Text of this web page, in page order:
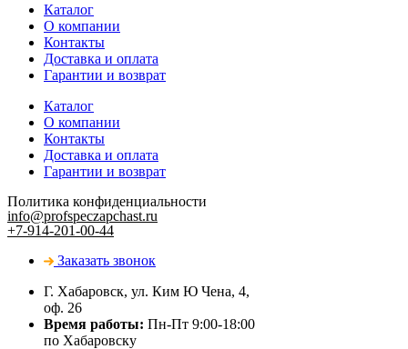
Каталог
О компании
Контакты
Доставка и оплата
Гарантии и возврат
Каталог
О компании
Контакты
Доставка и оплата
Гарантии и возврат
Политика конфиденциальности
info@profspeczapchast.ru
+7-914-201-00-44
Заказать звонок
Г. Хабаровск, ул. Ким Ю Чена, 4,
оф. 26
Время работы: Пн-Пт 9:00-18:00
по Хабаровску